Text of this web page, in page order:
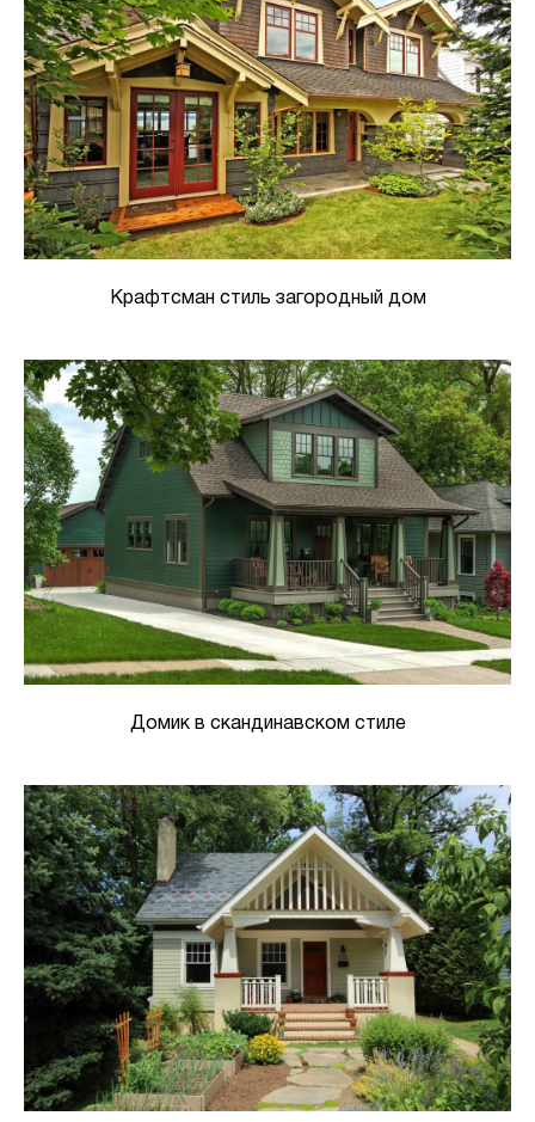
Крафтсман стиль загородный дом
Домик в скандинавском стиле